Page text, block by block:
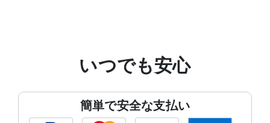
いつでも安心
簡単で安全な支払い